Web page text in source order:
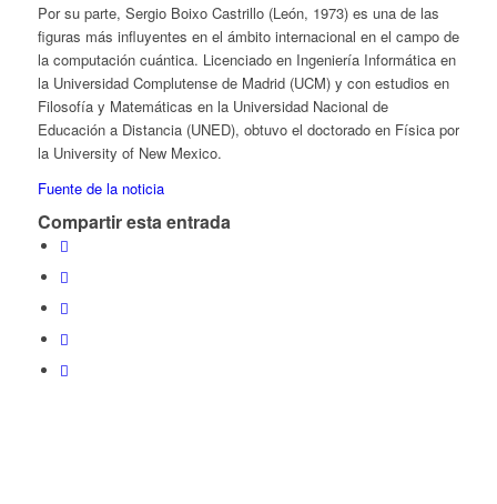
Por su parte, Sergio Boixo Castrillo (León, 1973) es una de las
figuras más influyentes en el ámbito internacional en el campo de
la computación cuántica. Licenciado en Ingeniería Informática en
la Universidad Complutense de Madrid (UCM) y con estudios en
Filosofía y Matemáticas en la Universidad Nacional de
Educación a Distancia (UNED), obtuvo el doctorado en Física por
la University of New Mexico.
Fuente de la noticia
Compartir esta entrada